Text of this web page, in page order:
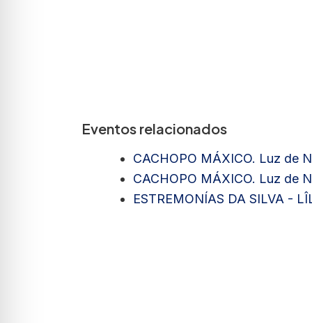
Eventos relacionados
CACHOPO MÁXICO. Luz de
CACHOPO MÁXICO. Luz de
ESTREMONÍAS DA SILVA -